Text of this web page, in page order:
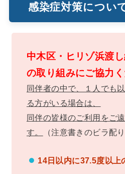
感染症対策につい
中木区・ヒリゾ浜渡
の取り組みにご協力
同伴者の中で、１人でも
る方がいる場合は、
同伴の皆様のご利用をご
す。
（注意書きのビラ配り
14日以内に37.5度以上